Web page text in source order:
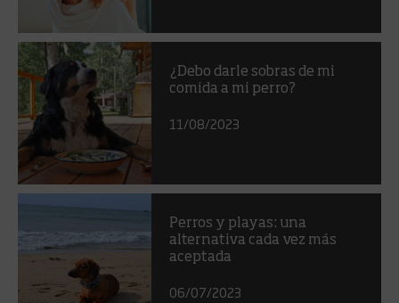
¿Debo darle sobras de mi
comida a mi perro?
11/08/2023
Perros y playas: una
alternativa cada vez más
aceptada
06/07/2023